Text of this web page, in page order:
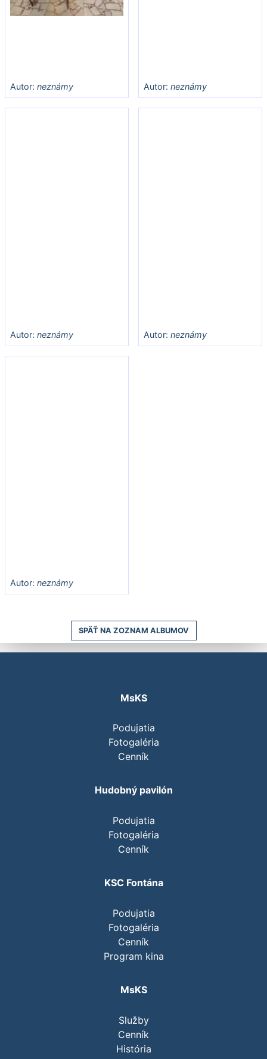
Autor: neznámy Autor: neznámy
Autor: neznámy Autor: neznámy
Autor: neznámy
SPÄŤ NA ZOZNAM ALBUMOV
MsKS
Podujatia
Fotogaléria
Cenník
Hudobný pavilón
Podujatia
Fotogaléria
Cenník
KSC Fontána
Podujatia
Fotogaléria
Cenník
Program kina
MsKS
Služby
Cenník
História